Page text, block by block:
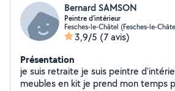
Bernard SAMSON
Peintre d'intérieur
Fesches-le-Châtel (Fesches-le-
3,9/5 (7 avis)
Présentation
je suis retraite je suis peintre
meubles en kit je prend mon temps